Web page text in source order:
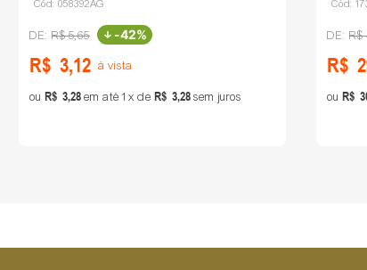
Cód: 058392AG
R$5,65 -42%
R$ 3,12 à vista
ou R$ 3,28em até1 de R$ 3,28sem juros
Cód:
R$
R$
ou R$